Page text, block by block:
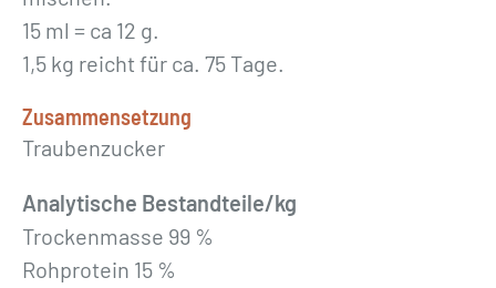
15 ml = ca 12 g.
1,5 kg reicht für ca. 75 Tage.
Zusammensetzung
Traubenzucker
Analytische Bestandteile/kg
Trockenmasse 99 %
Rohprotein 15 %